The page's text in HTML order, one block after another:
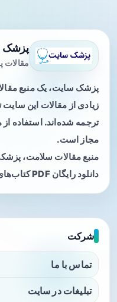
پزشک
پزشک سایت، یک منبع
زیادی از مقالات این
ترجمه شده‌اند. استفاده
مجاز است.
منبع مقالات سلامت،
دانلود رایگان PDF کتاب‌های پزشکی.
شرکت
تماس با ما
تبلیغات در سایت